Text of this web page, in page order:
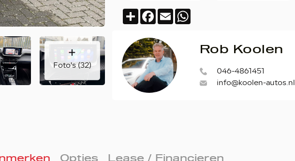
Foto's (32)
DeelFacebook
EmailWhatsApp
Rob Koolen
046-4861451
info@koolen-autos.nl
Opties Lease / Financieren